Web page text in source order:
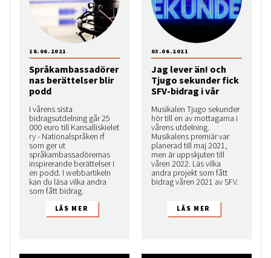
Språkambassadörer
nas berättelser blir
podd
I vårens sista
bidragsutdelning går 25
000 euro till Kansalliskielet
ry - Nationalspråken rf
som ger ut
språkambassadörernas
inspirerande berättelser i
en podd. I webbartikeln
kan du läsa vilka andra
som fått bidrag.
18.06.2021
Jag lever än! och
Tjugo sekunder fick
SFV-bidrag i vår
Musikalen Tjugo sekunder
hör till en av mottagarna i
vårens utdelning.
Musikalens premiär var
planerad till maj 2021,
men är uppskjuten till
våren 2022. Läs vilka
andra projekt som fått
bidrag våren 2021 av SFV.
03.06.2021